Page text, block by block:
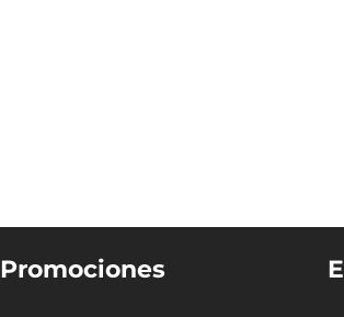
Promociones